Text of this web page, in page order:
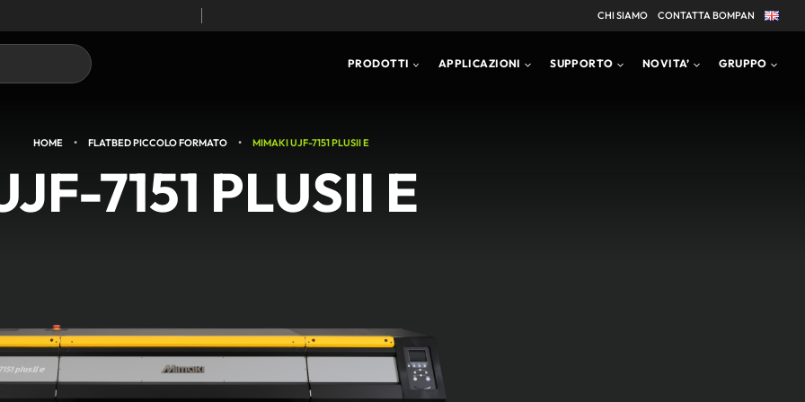
CHI SIAMO CONTATTA BOMPAN
PRODOTTI APPLICAZIONI SUPPORTO NOVITA’ GRUPPO
TECNOLOGIA CORE BROCHURE PRODOTTI
HOME • FLATBED PICCOLO FORMATO • MIMAKI UJF-7151 PLUSII E
7151 PLUSII E